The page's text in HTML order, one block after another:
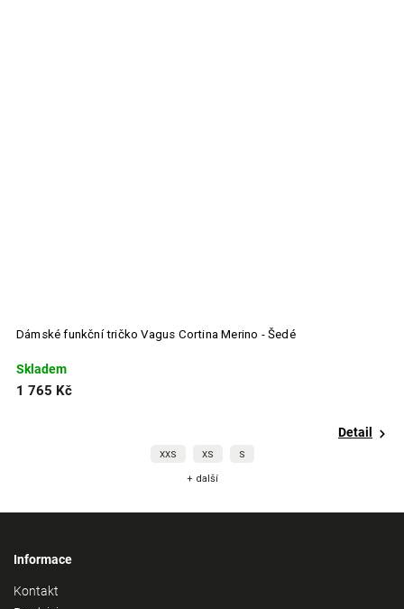
Dámské funkční tričko Vagus Cortina Merino - Šedé
Skladem
1 765 Kč
Detail
XXS XS S
+ další
Informace
Kontakt